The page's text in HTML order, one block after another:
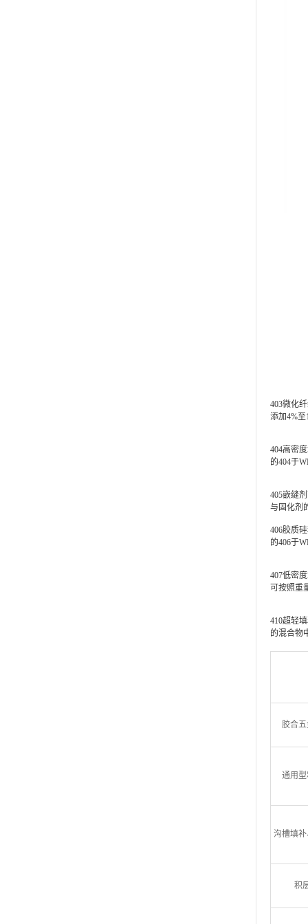
403微化
添加4%至
404高密
的404于
405嵌缝
与固化剂
406胶质
的406于
407低密
可按照重
410超轻
的混合物
胶合
通用
沟槽填
积